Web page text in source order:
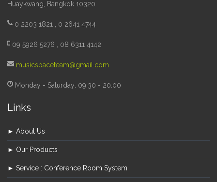
Huaykwang, Bangkok 10320
0 2203 1821 , 0 2641 4744
09 5926 5276 , 08 6311 4142
musicspaceteam@gmail.com
Monday - Saturday: 09.30 - 20.00
Links
► About Us
► Our Products
► Service : Conference Room System